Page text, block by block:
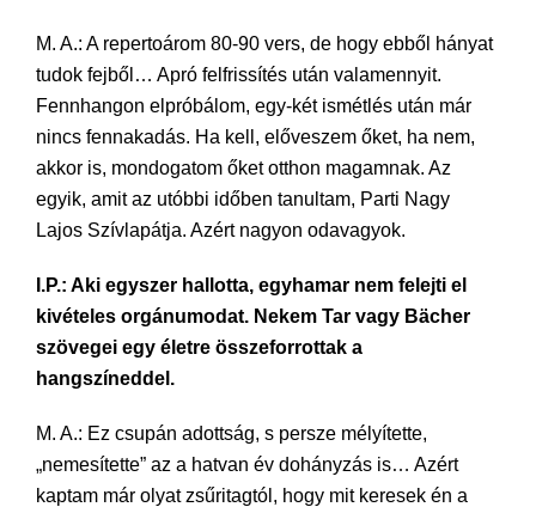
M. A.: A repertoárom 80-90 vers, de hogy ebből hányat
tudok fejből… Apró felfrissítés után valamennyit.
Fennhangon elpróbálom, egy-két ismétlés után már
nincs fennakadás. Ha kell, előveszem őket, ha nem,
akkor is, mondogatom őket otthon magamnak. Az
egyik, amit az utóbbi időben tanultam, Parti Nagy
Lajos Szívlapátja. Azért nagyon odavagyok.
I.P.: Aki egyszer hallotta, egyhamar nem felejti el
kivételes orgánumodat. Nekem Tar vagy Bächer
szövegei egy életre összeforrottak a
hangszíneddel.
M. A.: Ez csupán adottság, s persze mélyítette,
„nemesítette” az a hatvan év dohányzás is… Azért
kaptam már olyat zsűritagtól, hogy mit keresek én a